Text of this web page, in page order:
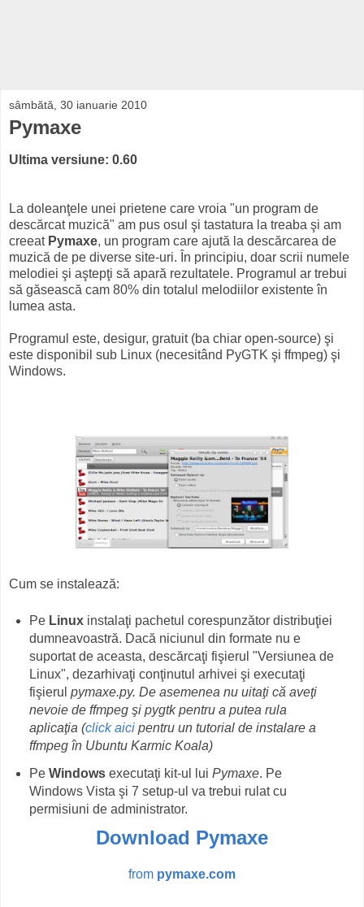
sâmbătă, 30 ianuarie 2010
Pymaxe
Ultima versiune: 0.60
La doleanţele unei prietene care vroia "un program de
descărcat muzică" am pus osul şi tastatura la treaba şi am
creeat Pymaxe, un program care ajută la descărcarea de
muzică de pe diverse site-uri. În principiu, doar scrii numele
melodiei şi aştepţi să apară rezultatele. Programul ar trebui
să găsească cam 80% din totalul melodiilor existente în
lumea asta.
Programul este, desigur, gratuit (ba chiar open-source) şi
este disponibil sub Linux (necesitând PyGTK şi ffmpeg) şi
Windows.
Cum se instalează:
Pe Linuxinstalaţi pachetul corespunzător distribuţiei
dumneavoastră. Dacă niciunul din formate nu e
suportat de aceasta, descărcaţi fişierul "Versiunea de
Linux", dezarhivaţi conţinutul arhivei şi executaţi
fişierul pymaxe.py. De asemenea nu uitaţi că aveţi
nevoie de ffmpeg şi pygtkpentru a putea rula
aplicaţia (click aicipentru un tutorial de instalare a
ffmpeg în Ubuntu Karmic Koala)
Pe Windowsexecutaţi kit-ul lui Pymaxe. Pe
Windows Vista şi 7 setup-ul va trebui rulat cu
permisiuni de administrator.
Download Pymaxe
from pymaxe.com